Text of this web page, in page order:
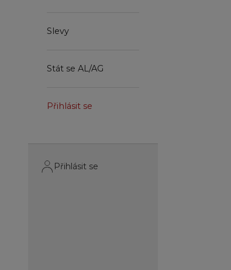
Slevy
Stát se AL/AG
Přihlásit se
Přihlásit se